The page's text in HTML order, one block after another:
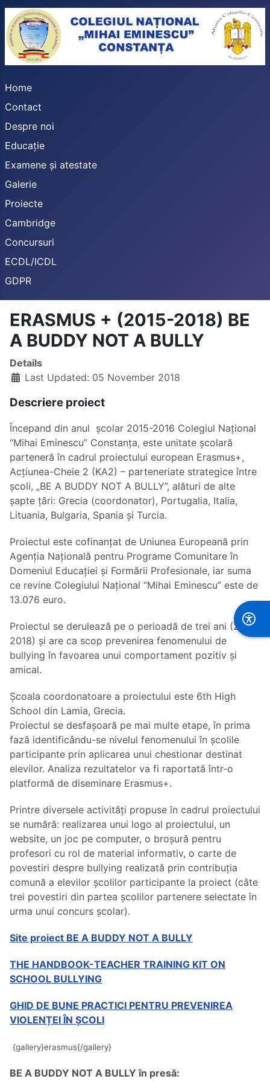
Home
Contact
Despre noi
Educație
Examene și atestate
Galerie
Proiecte
Cambridge
Concursuri
ECDL/ICDL
GDPR
ERASMUS + (2015-2018) BE
A BUDDY NOT A BULLY
Details
Last Updated: 05 November 2018
Descriere proiect
Începand din anul școlar 2015-2016 Colegiul Național
“Mihai Eminescu” Constanța, este unitate școlară
parteneră în cadrul proiectului european Erasmus+,
Acțiunea-Cheie 2 (KA2) – parteneriate strategice între
școli, „BE A BUDDY NOT A BULLY”, alături de alte
șapte țări: Grecia (coordonator), Portugalia, Italia,
Lituania, Bulgaria, Spania și Turcia.
Proiectul este cofinanțat de Uniunea Europeană prin
Agenția Națională pentru Programe Comunitare în
Domeniul Educației și Formării Profesionale, iar suma
ce revine Colegiului Național “Mihai Eminescu” este de
13.076 euro.
Proiectul se derulează pe o perioadă de trei ani (2015-
2018) și are ca scop prevenirea fenomenului de
bullying în favoarea unui comportament pozitiv și
amical.
Școala coordonatoare a proiectului este 6th High
School din Lamia, Grecia.
Proiectul se desfașoară pe mai multe etape, în prima
fază identificându-se nivelul fenomenului în școlile
participante prin aplicarea unui chestionar destinat
elevilor. Analiza rezultatelor va fi raportată într-o
platformă de diseminare Erasmus+.
Printre diversele activități propuse în cadrul proiectului
se numără: realizarea unui logo al proiectului, un
website, un joc pe computer, o broșură pentru
profesori cu rol de material informativ, o carte de
povestiri despre bullying realizată prin contribuția
comună a elevilor școlilor participante la proiect (câte
trei povestiri din partea școlilor partenere selectate în
urma unui concurs școlar).
Site proiect BE A BUDDY NOT A BULLY
THE HANDBOOK-TEACHER TRAINING KIT ON
SCHOOL BULLYING
GHID DE BUNE PRACTICI PENTRU PREVENIREA
VIOLENȚEI ÎN ȘCOLI
{gallery}erasmus{/gallery}
BE A BUDDY NOT A BULLY în presă: